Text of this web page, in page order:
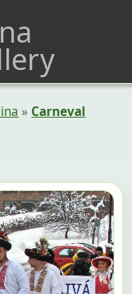
» Carneval